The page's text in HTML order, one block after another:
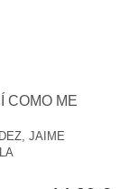
COMO ME
JAIME